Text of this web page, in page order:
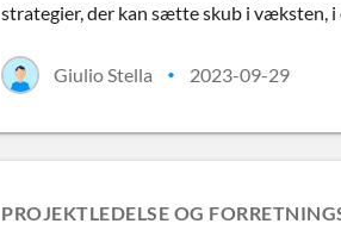
strategier, der kan sætte skub i væksten,
Giulio Stella • 2023-09-29
PROJEKTLEDELSE OG